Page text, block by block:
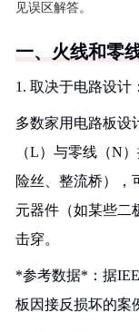
见误区解答。
一、火线和零
1. 取决于电路设计：
多数家用电路板设
（L）与零线（N
险丝、整流桥），
元器件（如某些二
击穿。
*参考数据*：据
板因接反损坏的案